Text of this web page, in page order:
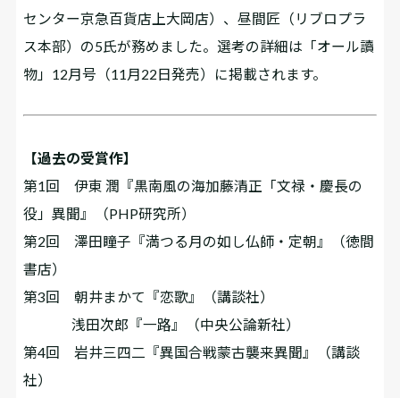
センター京急百貨店上大岡店）、昼間匠（リブロプラ
ス本部）の5氏が務めました。選考の詳細は「オール讀
物」12月号（11月22日発売）に掲載されます。
【過去の受賞作】
第1回 伊東 潤『黒南風の海――加藤清正「文禄・慶長の
役」異聞』（PHP研究所）
第2回 澤田瞳子『満つる月の如し――仏師・定朝』（徳間
書店）
第3回 朝井まかて『恋歌』（講談社）
浅田次郎『一路』（中央公論新社）
第4回 岩井三四二『異国合戦――蒙古襲来異聞』（講談
社）